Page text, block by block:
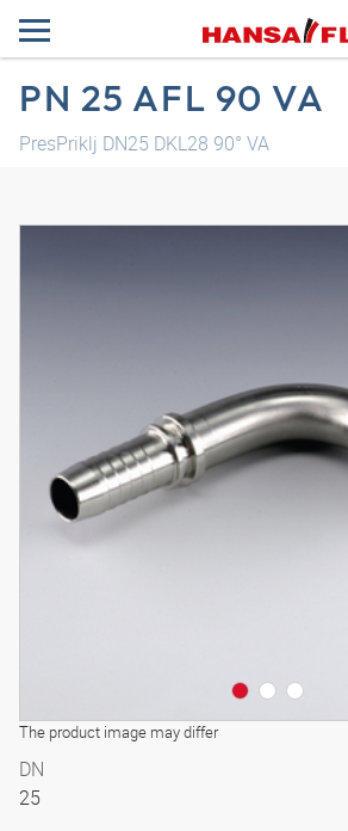
PN 25 AFL 90 VA
PresPriklj DN25 DKL28 90° VA
The product image may differ
3D model
DN
25